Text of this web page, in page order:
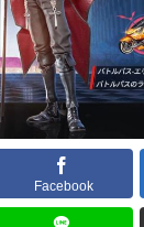
Facebook